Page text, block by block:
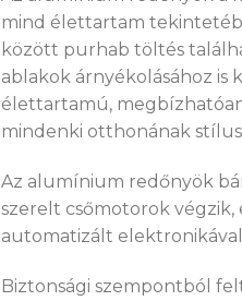
mind élettartam
között purhab töltés
ablakok árnyékolásához is
élettartamú,
mindenki otthonának
Az alumínium redőnyök
szerelt csőmotorok végzik,
automatizált
Biztonsági szempontból